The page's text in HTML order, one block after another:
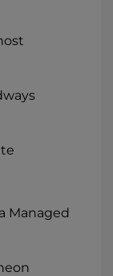
Managed